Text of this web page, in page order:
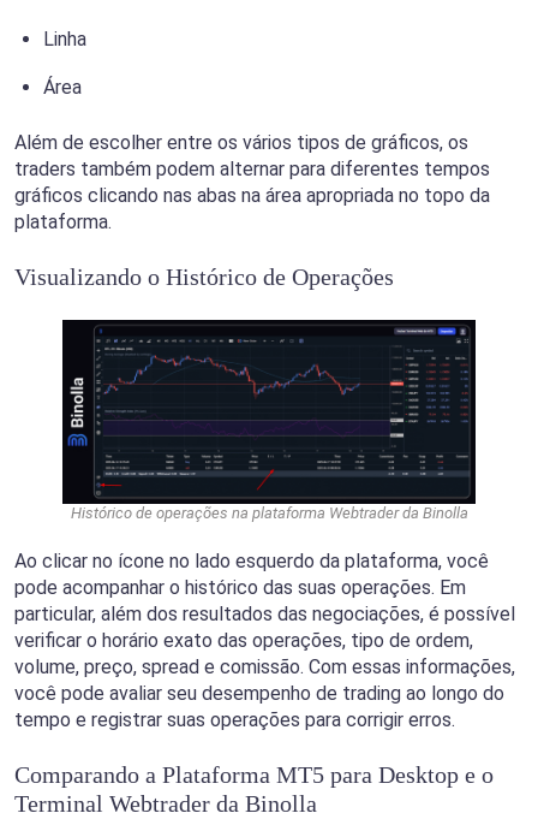
Linha
Área
Além de escolher entre os vários tipos de gráficos, os
traders também podem alternar para diferentes tempos
gráficos clicando nas abas na área apropriada no topo da
plataforma.
Visualizando o Histórico de Operações
Histórico de operações na plataforma Webtrader da Binolla
Ao clicar no ícone no lado esquerdo da plataforma, você
pode acompanhar o histórico das suas operações. Em
particular, além dos resultados das negociações, é possível
verificar o horário exato das operações, tipo de ordem,
volume, preço, spread e comissão. Com essas informações,
você pode avaliar seu desempenho de trading ao longo do
tempo e registrar suas operações para corrigir erros.
Comparando a Plataforma MT5 para Desktop e o
Terminal Webtrader da Binolla